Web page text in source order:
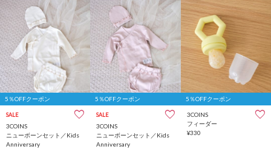
5％OFFクーポン
SALE
3COINS
ニューボーンセット／Kids
Anniversary
5％OFFクーポン
SALE
3COINS
ニューボーンセット／Kids
Anniversary
5％OFFクーポン
3COINS
フィーダー
¥330